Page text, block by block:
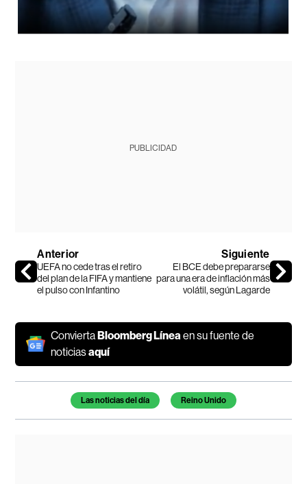
PUBLICIDAD
Anterior
UEFA no cede tras el retiro
del plan de la FIFA y mantiene
el pulso con Infantino
Siguiente
El BCE debe prepararse
para una era de inflación más
volátil, según Lagarde
ConviertaBloomberg Línea en su fuente de
noticiasaquí
Temas de este artículo
Las noticias del día Reino Unido